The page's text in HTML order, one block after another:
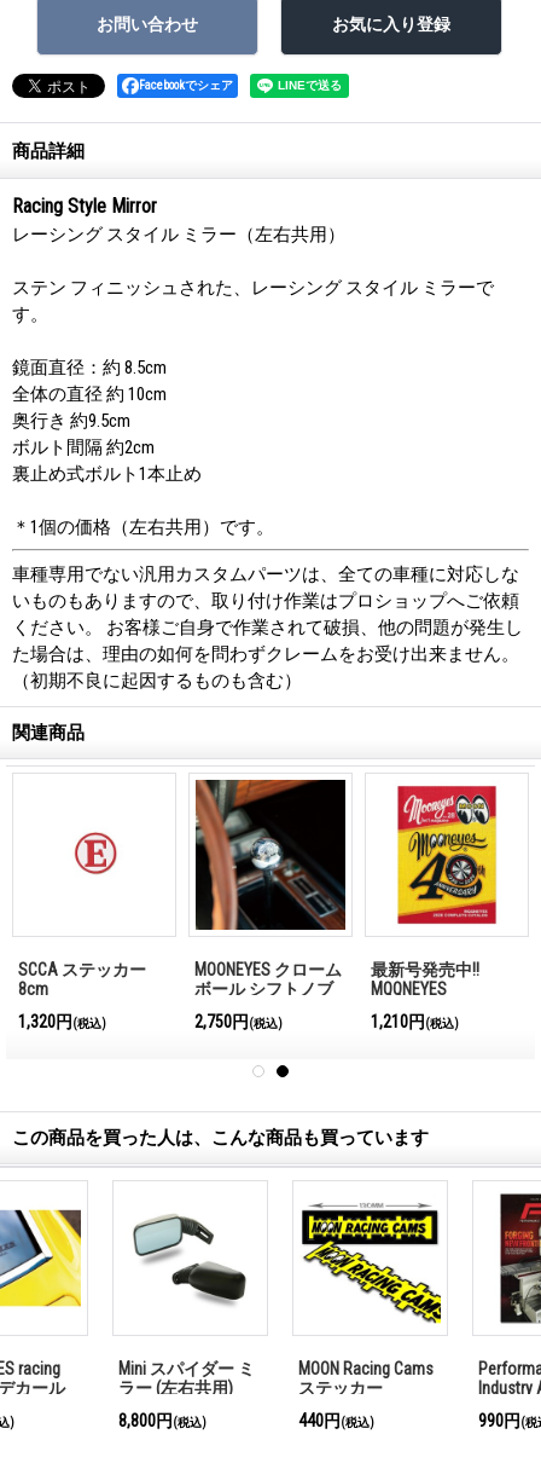
Facebookでシェア
商品詳細
Racing Style Mirror
レーシング スタイル ミラー（左右共用）
ステン フィニッシュされた、レーシング スタイル ミラーで
す。
鏡面直径：約 8.5cm
全体の直径 約 10cm
奥行き 約9.5cm
ボルト間隔 約2cm
裏止め式ボルト1本止め
＊1個の価格（左右共用）です。
車種専用でない汎用カスタムパーツは、全ての車種に対応しな
いものもありますので、取り付け作業はプロショップへご依頼
ください。 お客様ご自身で作業されて破損、他の問題が発生し
た場合は、理由の如何を問わずクレームをお受け出来ません。
（初期不良に起因するものも含む）
関連商品
SCCA ステッカー
8cm
1,320円 (税込)
MOONEYES クローム
ボール シフトノブ
2,750円 (税込)
最新号発売中!!
MQQNEYES
Magazine No.28 2026
1,210円 (税込)
この商品を買った人は、こんな商品も買っています
Performance Racing
Industry August
MOON Vintage
Racing Div. Tシャツ
4,950円～5,830円
(税込)
LUCAS Racing
Assembly Grease
(税込)